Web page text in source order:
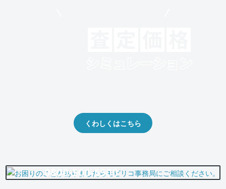
くわしくはこちら
0800-500-5500